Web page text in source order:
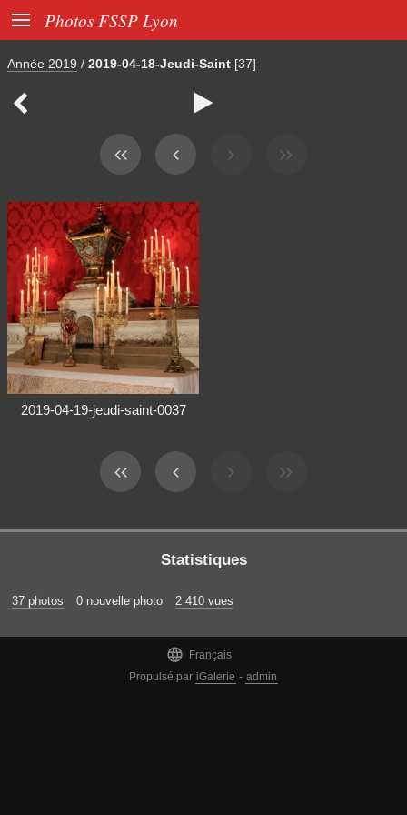
 Photos FSSP Lyon
Année 2019 / 2019-04-18-Jeudi-Saint [37]
 
2019-04-19-jeudi-saint-0037
Statistiques
37 photos 0 nouvelle photo 2 410 vues

Français
Propulsé par iGalerie - admin